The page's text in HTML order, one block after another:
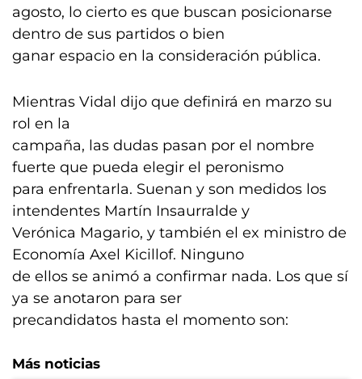
agosto, lo cierto es que buscan posicionarse
dentro de sus partidos o bien
ganar espacio en la consideración pública.
Mientras Vidal dijo que definirá en marzo su
rol en la
campaña, las dudas pasan por el nombre
fuerte que pueda elegir el peronismo
para enfrentarla. Suenan y son medidos los
intendentes Martín Insaurralde y
Verónica Magario, y también el ex ministro de
Economía Axel Kicillof. Ninguno
de ellos se animó a confirmar nada. Los que sí
ya se anotaron para ser
precandidatos hasta el momento son:
Más noticias